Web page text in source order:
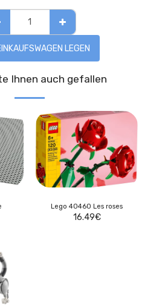
LEGEN
Ihnen auch gefallen
Lego 40460 Les roses
16.49€